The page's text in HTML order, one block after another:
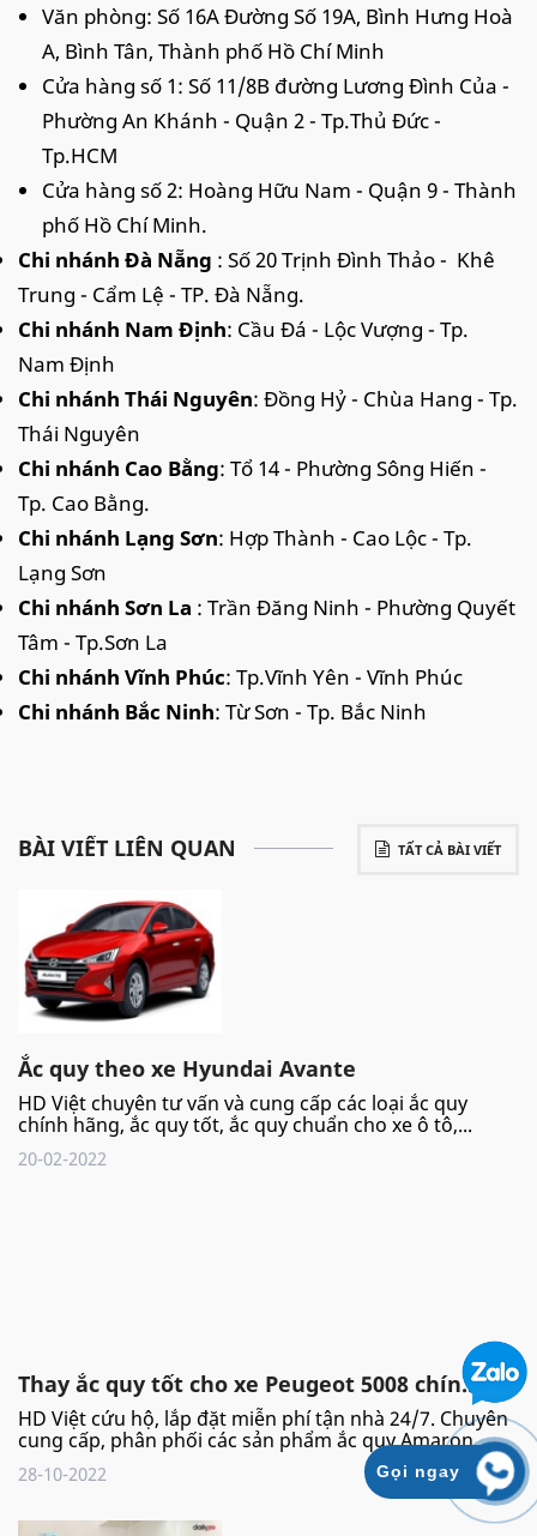
Văn phòng: Số 16A Đường Số 19A, Bình Hưng Hoà
A, Bình Tân, Thành phố Hồ Chí Minh
Cửa hàng số 1: Số 11/8B đường Lương Đình Của -
Phường An Khánh - Quận 2 - Tp.Thủ Đức -
Tp.HCM
Cửa hàng số 2: Hoàng Hữu Nam - Quận 9 - Thành
phố Hồ Chí Minh.
Chi nhánh Đà Nẵng : Số 20 Trịnh Đình Thảo - Khê
Trung - Cẩm Lệ - TP. Đà Nẵng.
Chi nhánh Nam Định: Cầu Đá - Lộc Vượng - Tp.
Nam Định
Chi nhánh Thái Nguyên: Đồng Hỷ - Chùa Hang - Tp.
Thái Nguyên
Chi nhánh Cao Bằng: Tổ 14 - Phường Sông Hiến -
Tp. Cao Bằng.
Chi nhánh Lạng Sơn: Hợp Thành - Cao Lộc - Tp.
Lạng Sơn
Chi nhánh Sơn La : Trần Đăng Ninh - Phường Quyết
Tâm - Tp.Sơn La
Chi nhánh Vĩnh Phúc: Tp.Vĩnh Yên - Vĩnh Phúc
Chi nhánh Bắc Ninh: Từ Sơn - Tp. Bắc Ninh
TẤT CẢ BÀI VIẾT
BÀI VIẾT LIÊN QUAN
Ắc quy theo xe Hyundai Avante
HD Việt chuyên tư vấn và cung cấp các loại ắc quy
chính hãng, ắc quy tốt, ắc quy chuẩn cho xe ô tô,...
20-02-2022
Thay ắc quy tốt cho xe Peugeot 5008 chín...
HD Việt cứu hộ, lắp đặt miễn phí tận nhà 24/7. Chuyên
cung cấp, phân phối các sản phẩm ắc quy Amaron...
28-10-2022 Gọi ngay